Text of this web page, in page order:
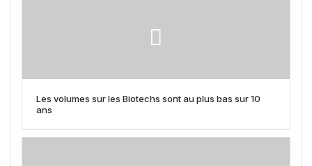
Les volumes sur les Biotechs sont au plus bas sur 10
ans